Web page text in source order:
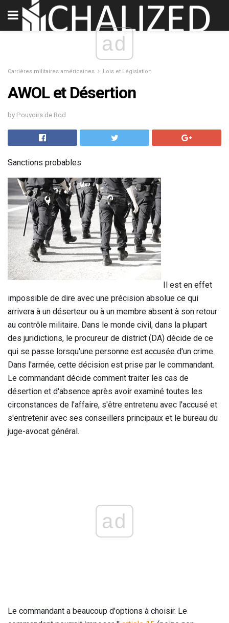
ad
Carrières militaires américaines Lois et Législation
AWOL et Désertion
by Pouvoirs de Rod
Sanctions probables
Il est en effet
impossible de dire avec une précision absolue ce qui
arrivera à un déserteur ou à un membre absent à son retour
au contrôle militaire. Dans le monde civil, dans la plupart
des juridictions, le procureur de district (DA) décide de ce
qui se passe lorsqu'une personne est accusée d'un crime.
Dans l'armée, cette décision est prise par le commandant.
Le commandant décide comment traiter les cas de
désertion et d'absence après avoir examiné toutes les
circonstances de l'affaire, s'être entretenu avec l'accusé et
s'entretenir avec ses conseillers principaux et le bureau du
juge-avocat général.
ad
Le commandant a beaucoup d'options à choisir. Le